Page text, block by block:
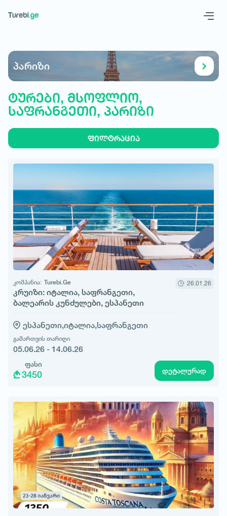
პარიზი
ტურები, მსოფლიო,
საფრანგეთი, პარიზი
ფილტრაცია
კომპანია: Turebi.Ge
კრუიზი: იტალია, საფრანგეთი,
ბალეარის კუნძულები, ესპანეთი
26.01.26
ესპანეთი,იტალია,საფრანგეთი
გამართვის თარიღი
05.06.26 - 14.06.26
ფასი
3450 დეტალურად